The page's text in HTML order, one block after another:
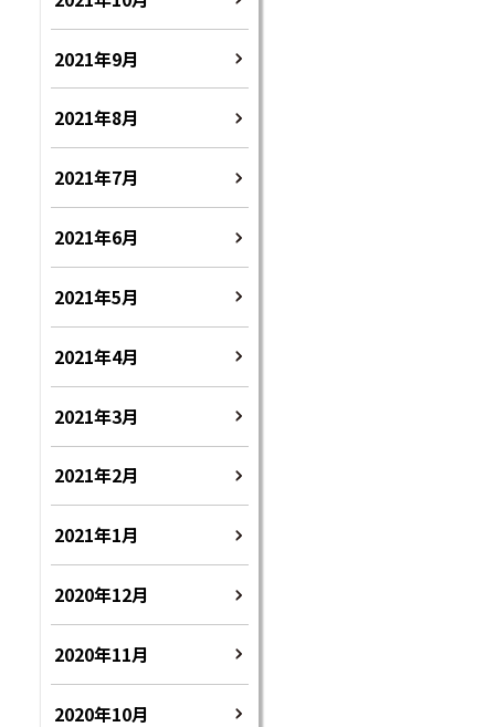
2021年9月
2021年8月
2021年7月
2021年6月
2021年5月
2021年4月
2021年3月
2021年2月
2021年1月
2020年12月
2020年11月
2020年10月